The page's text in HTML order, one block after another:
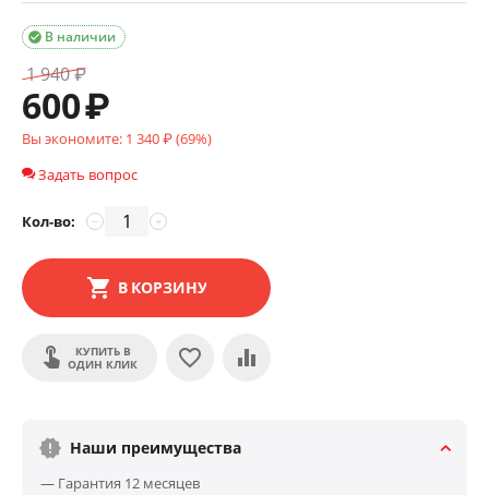
В наличии

1 940₽
600₽
Вы экономите: 1 340₽ (69%)
Задать вопрос
Кол-во: +
−
В КОРЗИНУ
КУПИТЬ В
ОДИН КЛИК
Наши преимущества
— Гарантия 12 месяцев